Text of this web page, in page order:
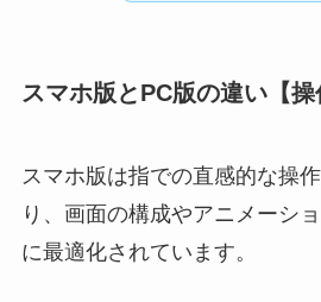
スマホ版とPC版の違い【操
スマホ版は指での直感的な操
り、画面の構成やアニメーシ
に最適化されています。